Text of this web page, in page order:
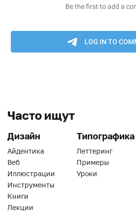
Часто ищут
Дизайн
Айдентика
Веб
Иллюстрации
Инструменты
Книги
Лекции
Типографика
Леттеринг
Примеры
Уроки